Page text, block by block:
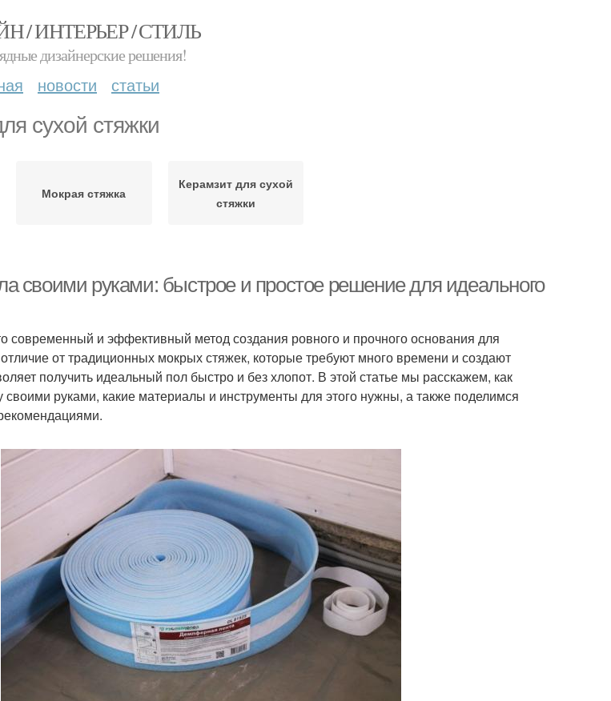
/ ИНТЕРЬЕР / СТИЛЬ
дизайнерские решения!
новости статьи
сухой стяжки
Мокрая стяжка
Керамзит для сухой
стяжки
своими руками: быстрое и простое решение для идеального
современный и эффективный метод создания ровного и прочного основания для
от традиционных мокрых стяжек, которые требуют много времени и создают
получить идеальный пол быстро и без хлопот. В этой статье мы расскажем, как
своими руками, какие материалы и инструменты для этого нужны, а также поделимся